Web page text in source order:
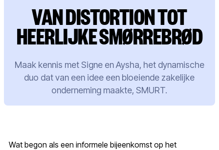
VAN DISTORTION TOT
HEERLIJKE SMØRREBRØD
Maak kennis met Signe en Aysha, het dynamische
duo dat van een idee een bloeiende zakelijke
onderneming maakte, SMURT.
Wat begon als een informele bijeenkomst op het